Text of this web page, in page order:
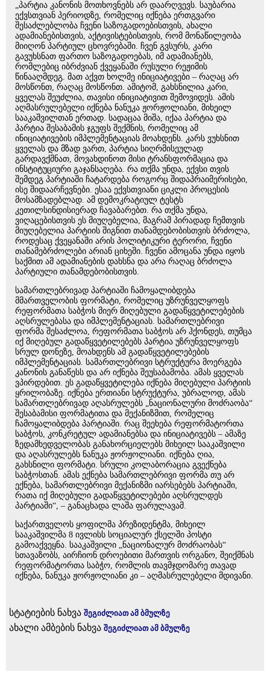
„პარტია კანონის მოთხოვნებს არ დაარღვევს. საუბარია
ექვსთვიან პერიოდზე, რომელიც იქნება ერთგვარი
შესაძლებლობა ჩვენი საზოგადოებისთვის, ახალი
ადამიანებისთვის, აქტივისტებისთვის, რომ მონაწილეობა
მიიღონ პარტიულ ცხოვრებაში. ჩვენ გვსურს, კარი
გავუხსნათ ფართო საზოგადოებას, იმ ადამიანებს,
რომლებიც იბრძვიან ქვეყანაში რუსული რეჟიმის
წინააღმდეგ. მათ აქვთ ხოლმე ინიციატივები – რაღაც არ
მოსწონთ, რაღაც მოსწონთ. ამიტომ, გახსნილია კარი,
ყველას შეუძლია, თავისი ინიციატივით შემოვიდეს. ამის
აღმასრულებელი იქნება ნანუკა ჟორჟოლიანი, მიხეილ
სააკაშვილთან ერთად. სადაცაა მიშა, იქაა პარტია და
პარტია შესაბამის ჯგუფს შექმნის, რომელიც ამ
ინიციატივების იმპლემენტაციას მოახდენს. კარს ვუხსნით
ყველას და მზად ვართ, პარტია სიღრმისეულად
გარდავქმნათ, მოვახდინოთ მისი ტრანსფორმაცია და
ინსტიტუციური გაჯანსაღება. რა თქმა უნდა, ექვსი თვის
შემდეგ პარტიაში ჩატარდება როგორც შიდაპრაიმერისები,
ისე შიდაარჩევნები. ესაა ექვსთვიანი ციკლი პროცესის
მოსამზადებლად. ამ დემოკრატიულ ტესტს
კეთილსინდისიერად ჩავაბარებთ. რა თქმა უნდა,
ვიღაცებისთვის ეს მიუღებელია, მაგრამ პირადად ჩემთვის
მიუღებელია პარტიის შიგნით თანამდებობისთვის ბრძოლა,
როდესაც ქვეყანაში არის პოლიტიკური ტერორი, ჩვენი
თანამებრძოლები არიან ციხეში. ჩვენი ამოცანა უნდა იყოს
საქმით ამ ადამიანების დახსნა და არა რაღაც ბრძოლა
პარტიული თანამდებობისთვის.
სამართლებრივად პარტიაში ჩამოყალიბდება
მმართველობის ფორმატი, რომელიც უზრუნველყოფს
რეფორმათა საბჭოს მიერ მიღებული გადაწყვეტილებების
აღსრულებასა და იმპლემენტაციას. სამართლებრივი
ფორმა შესაძლოა, რეფორმათა საბჭოს არ ჰქონდეს, თუმცა
იქ მიღებულ გადაწყვეტილებებს პარტია უზრუნველყოფს
სრულ დონეზე, მოახდენს ამ გადაწყვეტილებების
იმპლემენტაციას. სამართლებრივი სტრუქტურა მოერგება
კანონის განაწესს და არ იქნება შეუსაბამობა. ამას ყველას
ვპირდებით. ეს გადაწყვეტილება იქნება მიღებული პარტიის
ყრილობაზე. იქნება ერთიანი სტრუქტურა, უბრალოდ, ამას
სამართლებრივად აღასრულებს „ნაციონალური მოძრაობა“
შესაბამისი ფორმატითა და მექანიზმით, რომელიც
ჩამოყალიბდება პარტიაში. რაც შეეხება რეფორმატორთა
საბჭოს, კონკრეტულ ადამიანებსა და ინიციატივებს – ამაზე
ზედამხედველობას განახორციელებს მიხეილ სააკაშვილი
და აღასრულებს ნანუკა ჟორჟოლიანი. იქნება ღია,
გახსნილი ფორმატი. სრული კოლაბორაცია გვექნება
საბჭოსთან. ამას ექნება სამართლებრივი ფორმა თუ არ
ექნება, სამართლებრივი მექანიზმი იარსებებს პარტიაში,
რათა იქ მიღებული გადაწყვეტილებები აღსრულდეს
პარტიაში“, – განაცხადა ლაშა ფარულავამ.
საქართველოს ყოფილმა პრეზიდენტმა, მიხეილ
სააკაშვილმა 8 ივლისს სოციალურ ქსელში პოსტი
გამოაქვეყნა. სააკაშვილი „ნაციონალურ მოძრაობას“
სთავაზობს, აირჩიონ დროებითი მართვის ორგანო, შეიქმნას
რეფორმატორთა საბჭო, რომლის თავმჯდომარე თავად
იქნება, ნანუკა ჟორჟოლიანი კი – აღმასრულებელი მდივანი.
სტატიების ნახვა შეგიძლიათ ამ ბმულზე
ახალი ამბების ნახვა შეგიძლიათ ამ ბმულზე